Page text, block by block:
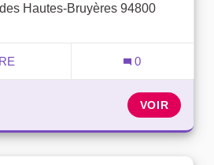
Hautes-Bruyères 94800
0
VOIR